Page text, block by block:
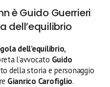
è Guido Guerrieri
dell’equilibrio
dell’equilibrio,
l’avvocato Guido
della storia e personaggio
Gianrico Carofiglio.